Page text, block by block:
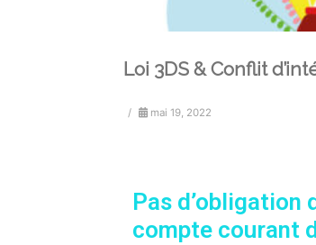
Loi 3DS & Conflit
/ mai 19, 2022
Pas d’obligation
compte courant